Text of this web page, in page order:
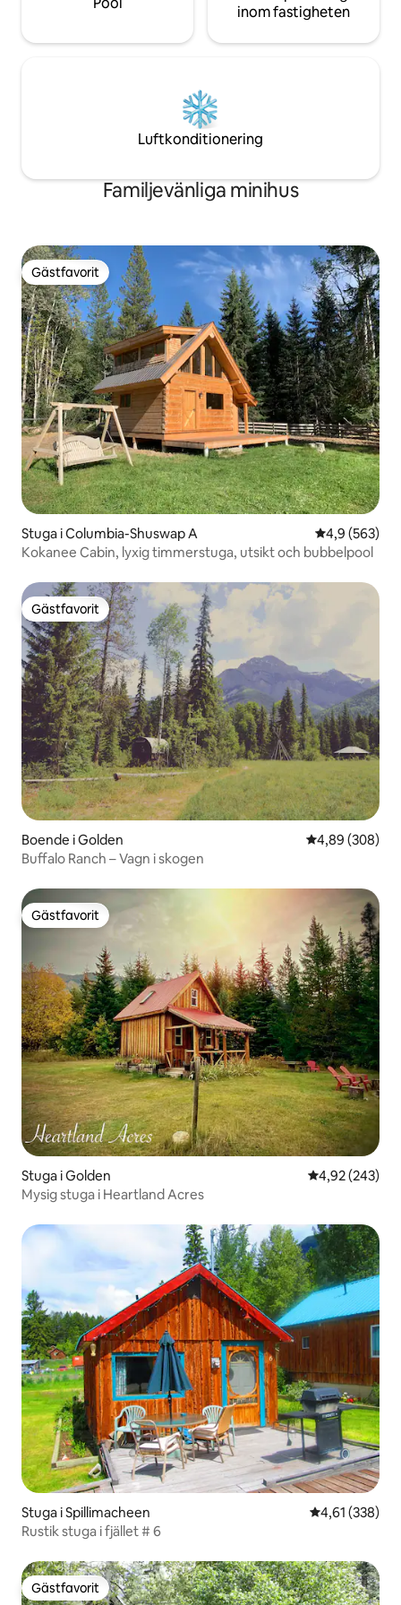
inom fastigheten
Luftkonditionering
Familjevänliga minihus
Gästfavorit
Gästfavorit
Stuga i Columbia-Shuswap A 4,9 av 5 i
4,9 (563)
Kokanee Cabin, lyxig timmerstuga, utsikt och bubbelpool
Gästfavorit
Gästfavorit
Boende i Golden 4,89 av 5 i
4,89 (308)
Buffalo Ranch – Vagn i skogen
Gästfavorit
Gästfavorit
Stuga i Golden 4,92 av 5 i
4,92 (243)
Mysig stuga i Heartland Acres
Stuga i Spillimacheen 4,61 av 5 i
4,61 (338)
Rustik stuga i fjället # 6
Gästfavorit
Gästfavorit